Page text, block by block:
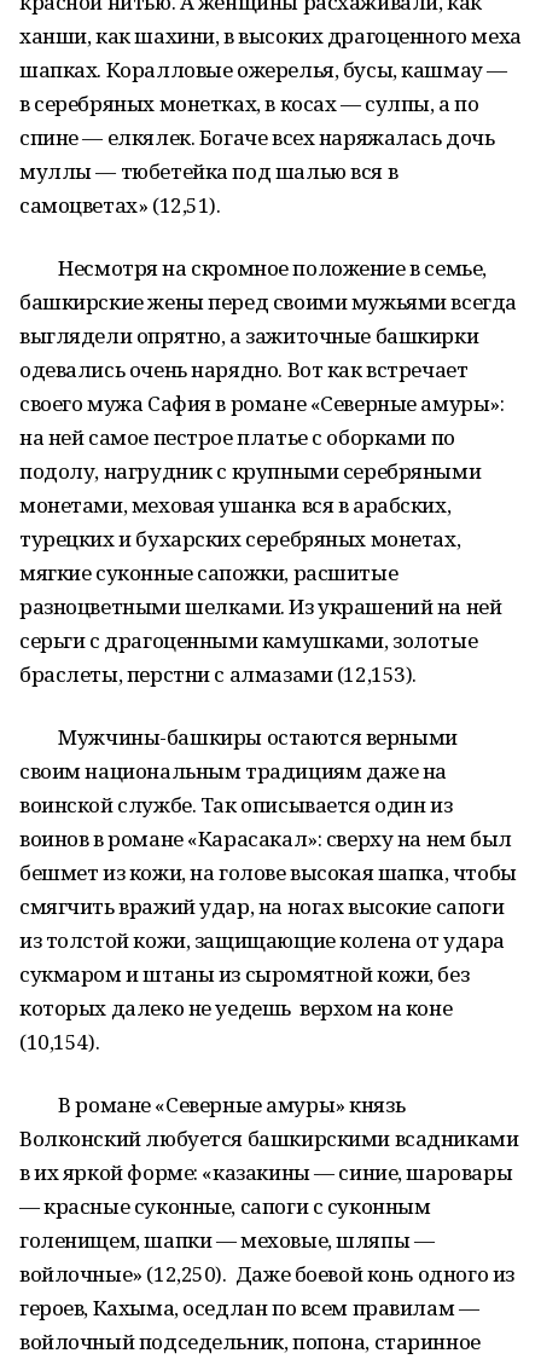
ханши, как шахини, в высоких драгоценного меха
шапках. Коралловые ожерелья, бусы, кашмау —
в серебряных монетках, в косах — сулпы, а по
спине — елкялек. Богаче всех наряжалась дочь
муллы — тюбетейка под шалью вся в
самоцветах» (12,51).
Несмотря на скромное положение в семье,
башкирские жены перед своими мужьями всегда
выглядели опрятно, а зажиточные башкирки
одевались очень нарядно. Вот как встречает
своего мужа Сафия в романе «Северные амуры»:
на ней самое пестрое платье с оборками по
подолу, нагрудник с крупными серебряными
монетами, меховая ушанка вся в арабских,
турецких и бухарских серебряных монетах,
мягкие суконные сапожки, расшитые
разноцветными шелками. Из украшений на ней
серьги с драгоценными камушками, золотые
браслеты, перстни с алмазами (12,153).
Мужчины-башкиры остаются верными
своим национальным традициям даже на
воинской службе. Так описывается один из
воинов в романе «Карасакал»: сверху на нем был
бешмет из кожи, на голове высокая шапка, чтобы
смягчить вражий удар, на ногах высокие сапоги
из толстой кожи, защищающие колена от удара
сукмаром и штаны из сыромятной кожи, без
которых далеко не уедешь верхом на коне
(10,154).
В романе «Северные амуры» князь
Волконский любуется башкирскими всадниками
в их яркой форме: «казакины — синие, шаровары
— красные суконные, сапоги с суконным
голенищем, шапки — меховые, шляпы —
войлочные» (12,250). Даже боевой конь одного из
героев, Кахыма, оседлан по всем правилам —
войлочный подседельник, попона, старинное